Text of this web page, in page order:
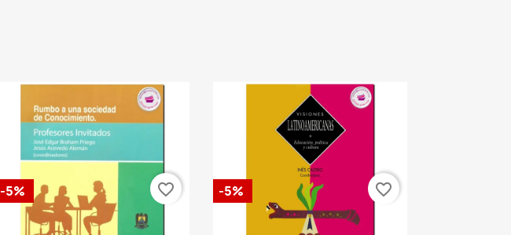
-5% favorite_border -5% favorite_border